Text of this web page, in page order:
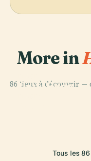
More in
86 lieux à découvrir —
Île de Hong
Tous les